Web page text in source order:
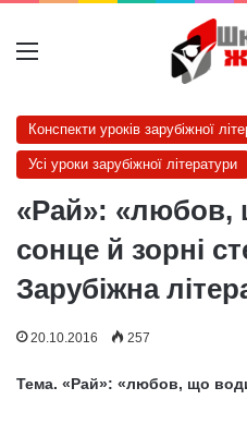
Меню
Конспекти уроків зарубіжної
Усі уроки зарубіжної літератури
«Рай»: «любов,
сонце й зорні
Зарубіжна
20.10.2016 257
Тема. «Рай»: «любов, що